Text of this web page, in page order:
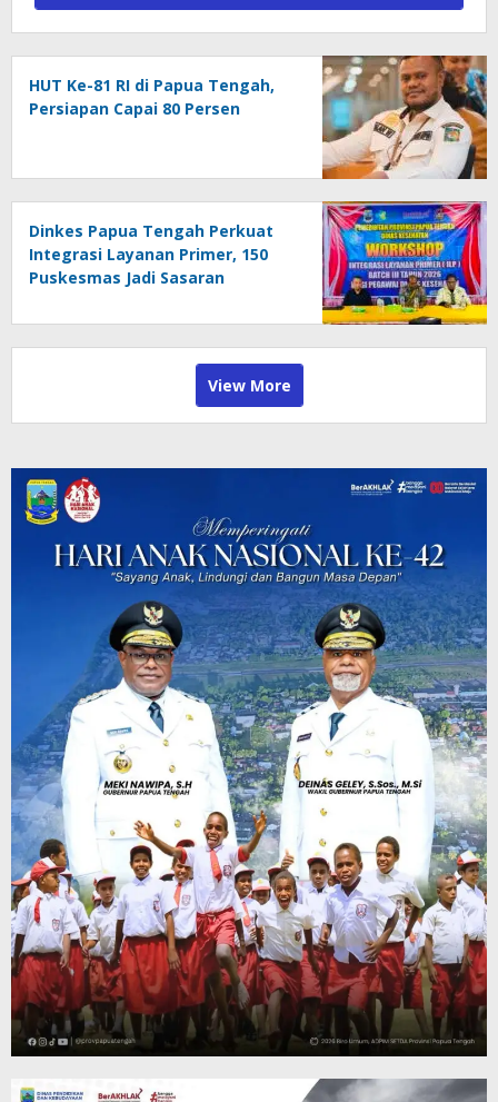
HUT Ke-81 RI di Papua Tengah,
Persiapan Capai 80 Persen
Dinkes Papua Tengah Perkuat
Integrasi Layanan Primer, 150
Puskesmas Jadi Sasaran
View More